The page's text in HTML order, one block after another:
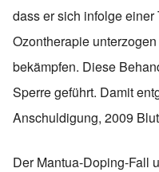
dass er sich infolge
Ozontherapie
bekämpfen. Diese
Sperre geführt. Damit
Anschuldigung, 2009
Der Mantua-Doping-Fall